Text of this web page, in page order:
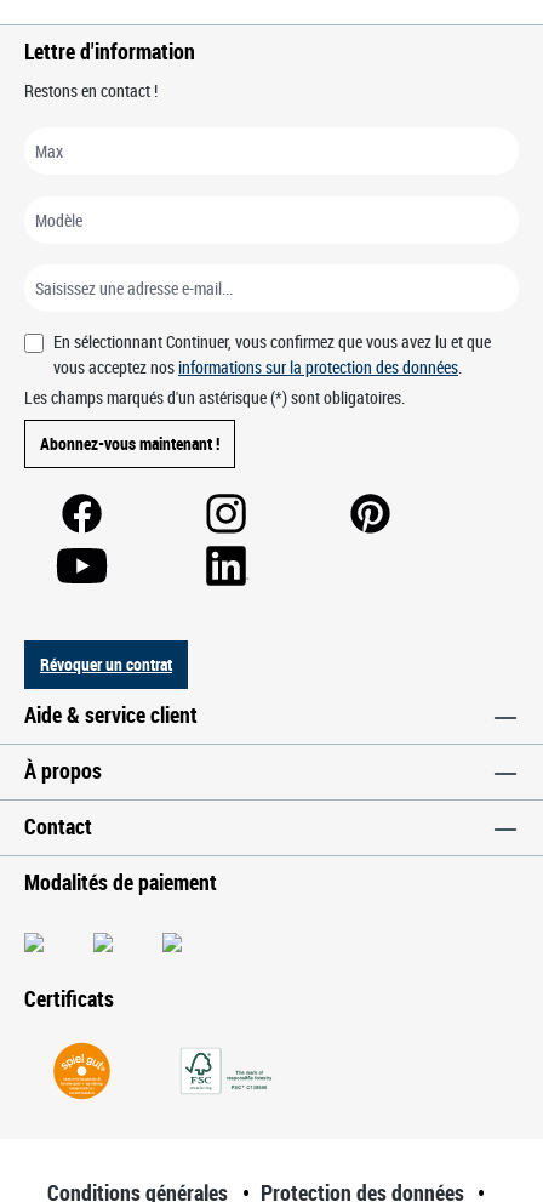
Lettre d'information
Restons en contact !
En sélectionnant Continuer, vous confirmez que vous avez lu et que
vous acceptez nosinformations sur la protection des données.
Les champs marqués d'un astérisque (*) sont obligatoires.
Abonnez-vous maintenant !
Révoquer un contrat
Aide & service client
À propos
Contact
Modalités de paiement
Certificats
Conditions générales Protection des données